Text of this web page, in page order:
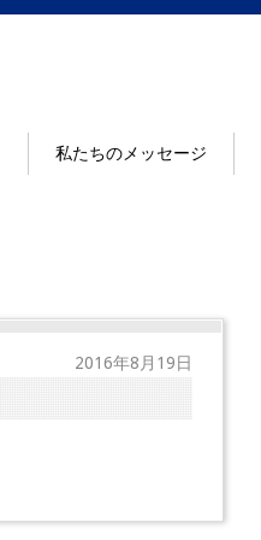
私たちのメッセージ
2016年8月19日